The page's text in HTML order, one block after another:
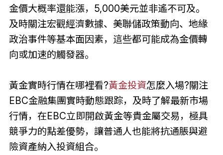
金價大概率還能漲，5,000美元並非遙不可及。
及時關注宏觀經濟數據、美聯儲政策動向、地緣
政治事件等基本面因素，這些都可能成為金價轉
向或加速的觸發器。
黃金實時行情在哪裡看?黃金投資怎麼入場?關注
EBC金融集團實時動態跟踪，及時了解最新市場
行情，在EBC立即開啟黃金等貴金屬交易，極具
競爭力的點差優勢，讓普通人也能將抗通脹與避
險資產納入投資組合。